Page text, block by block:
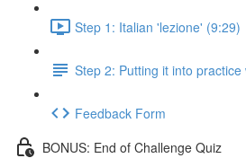
Step 1: Italian 'lezione' (9:29)
Step 2: Putting it into practice
Feedback Form
BONUS: End of Challenge Quiz